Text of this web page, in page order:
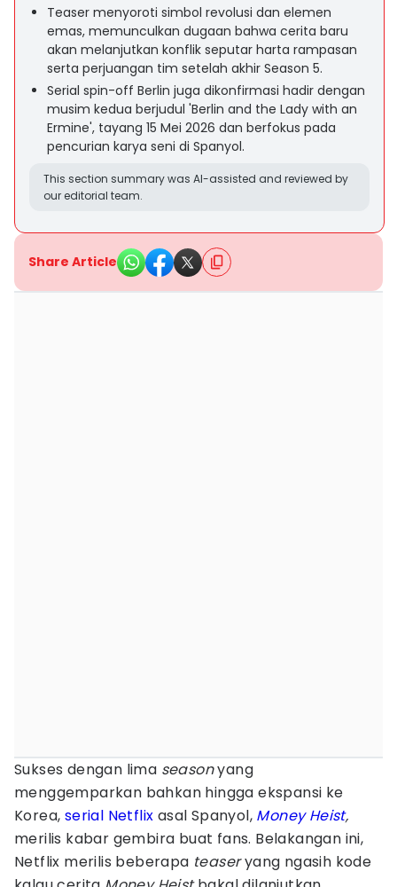
Teaser menyoroti simbol revolusi dan elemen
emas, memunculkan dugaan bahwa cerita baru
akan melanjutkan konflik seputar harta rampasan
serta perjuangan tim setelah akhir Season 5.
Serial spin-off Berlin juga dikonfirmasi hadir dengan
musim kedua berjudul 'Berlin and the Lady with an
Ermine', tayang 15 Mei 2026 dan berfokus pada
pencurian karya seni di Spanyol.
This section summary was AI-assisted and reviewed by
our editorial team.
Share Article
Sukses dengan lima seasonyang
menggemparkan bahkan hingga ekspansi ke
Korea, serial Netflix asal Spanyol, Money Heist,
merilis kabar gembira buat fans. Belakangan ini,
Netflix merilis beberapa teaseryang ngasih kode